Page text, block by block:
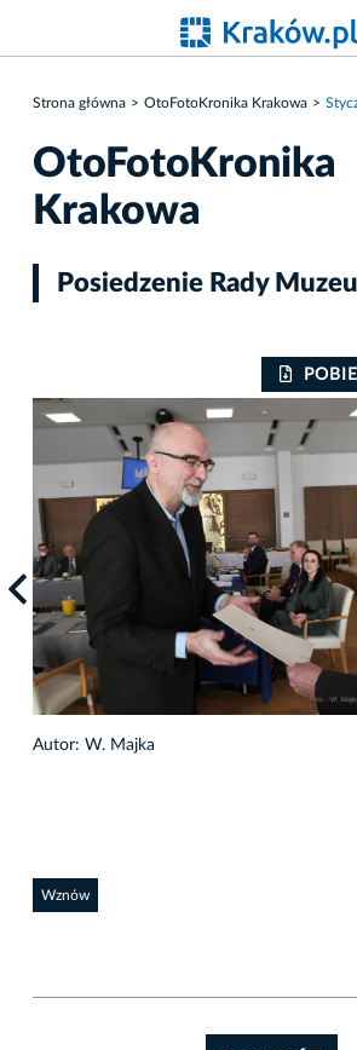
Strona główna OtoFotoKronika Krakowa
OtoFotoKronika
Krakowa
Posiedzenie Rady
Autor: W. Majka
Wznów